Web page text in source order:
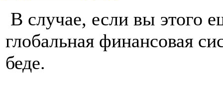
В случае, если вы этого
глобальная финансовая
беде.